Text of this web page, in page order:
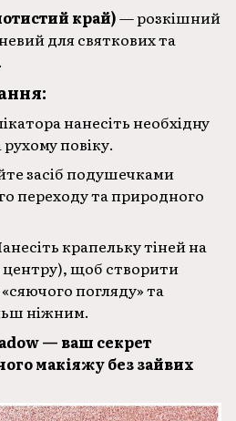
край)— розкішний
для святкових та
нанесіть необхідну
рухому повіку.
засіб подушечками
переходу та природного
крапельку тіней на
щоб створити
погляду» та
ніжним.
— ваш секрет
макіяжу без зайвих